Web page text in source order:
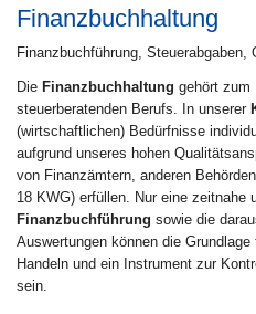
Finanzbuchhaltung
Fi­nanz­buch­füh­rung, Steu­er­ab­ga­ben,
Die Finanzbuchhaltung gehört zum
steuerberatenden Berufs. In unserer
(wirtschaftlichen) Bedürfnisse
aufgrund unseres hohen
von Finanzämtern, anderen
18 KWG) erfüllen. Nur eine zeitnahe
Finanzbuchführung sowie die
Auswertungen können die
Handeln und ein Instrument zur
sein.